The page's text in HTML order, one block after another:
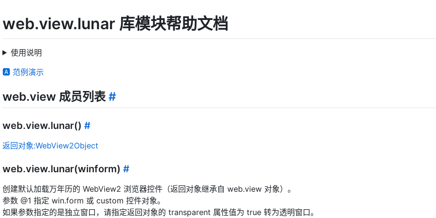
web.view.lunar 库模块帮助文档
使用说明
🅰 范例演示
web.view 成员列表 #
web.view.lunar() #
返回对象:WebView2Object
web.view.lunar(winform) #
创建默认加载万年历的 WebView2 浏览器控件（返回对象继承自 web.view 对象）。
参数 @1 指定 win.form 或 custom 控件对象。
如果参数指定的是独立窗口，请指定返回对象的 transparent 属性值为 true 转为透明窗口。